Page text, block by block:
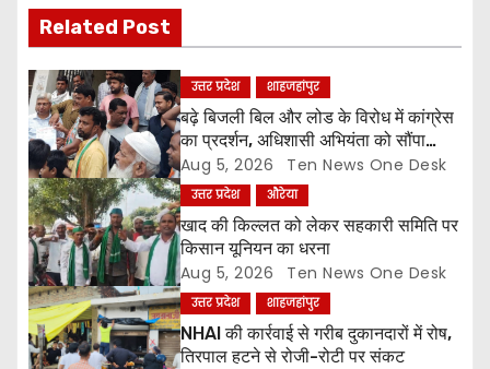
g
a
t
i
o
n
Related Post
उत्तर प्रदेश शाहजहांपुर
बढ़े बिजली बिल और लोड के विरोध में कांग्रेस
का प्रदर्शन, अधिशासी अभियंता को सौंपा
ज्ञापन
Aug 5, 2026 Ten News One Desk
उत्तर प्रदेश औरेया
खाद की किल्लत को लेकर सहकारी समिति पर
किसान यूनियन का धरना
Aug 5, 2026 Ten News One Desk
उत्तर प्रदेश शाहजहांपुर
NHAI की कार्रवाई से गरीब दुकानदारों में रोष,
तिरपाल हटने से रोजी-रोटी पर संकट